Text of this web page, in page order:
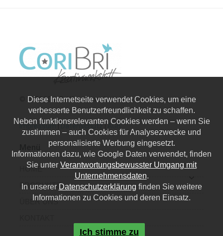
© 2026 | CoriBri Kreativwerkstatt
Impressum|Datenschutz|AGB
HOME
PRODUKTE
ÜBER UNS
Diese Internetseite verwendet Cookies, um eine
verbesserte Benutzerfreundlichkeit zu schaffen.
Neben funktionsrelevanten Cookies werden – wenn Sie
zustimmen – auch Cookies für Analysezwecke und
personalisierte Werbung eingesetzt.
Informationen dazu, wie Google Daten verwendet, finden
Sie unter Verantwortungsbewusster Umgang mit
Unternehmensdaten.
In unserer Datenschutzerklärung finden Sie weitere
Informationen zu Cookies und deren Einsatz.
Ich stimme zu